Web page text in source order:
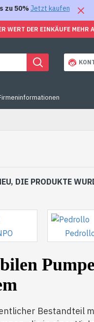
zu 50%Jetzt kaufen
WERT DER EINKÄUFE MEHR
DIE PRODUKTE
Bestandteil